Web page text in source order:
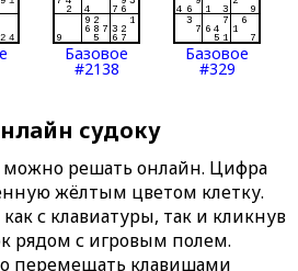
Базовое
#2138
Базовое
#329
судоку
можно решать онлайн. Цифра
жёлтым цветом клетку.
с клавиатуры, так и кликнув
рядом с игровым полем.
перемещать клавишами